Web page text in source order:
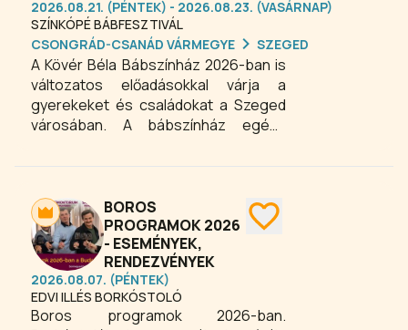
nagyokat egyaránt magával ragad.
2026.08.21. (PÉNTEK) - 2026.08.23. (VASÁRNAP)
SZÍNKÓPÉ BÁBFESZTIVÁL
CSONGRÁD-CSANÁD VÁRMEGYE
SZEGED
A Kövér Béla Bábszínház 2026-ban is
változatos előadásokkal várja a
gyerekeket és családokat a Szeged
városában. A bábszínház egész
bábjátékokkal és vidám történetekkel
Az előadások játékos formában
hozzák közelebb a gyerekekhez a
színház világát, miközben tartalmas
családi kikapcsolódást nyújtanak. A
programok ideális választást
jelentenek minden család számára,
akik élménydús gyerekprogramot
BOROS
PROGRAMOK 2026
- ESEMÉNYEK,
RENDEZVÉNYEK
2026.08.07. (PÉNTEK)
EDVI ILLÉS BORKÓSTOLÓ
Boros programok 2026-ban.